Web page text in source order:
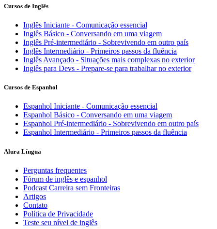
Cursos de Inglês
Inglês Iniciante - Comunicação essencial
Inglês Básico - Conversando em uma viagem
Inglês Pré-intermediário - Sobrevivendo em outro país
Inglês Intermediário - Primeiros passos da fluência
Inglês Avançado - Situações mais complexas no exterior
Inglês para Devs - Prepare-se para trabalhar no exterior
Cursos de Espanhol
Espanhol Iniciante - Comunicação essencial
Espanhol Básico - Conversando em uma viagem
Espanhol Pré-intermediário - Sobrevivendo em outro país
Espanhol Intermediário - Primeiros passos da fluência
Alura Língua
Perguntas frequentes
Fórum de inglês e espanhol
Podcast Carreira sem Fronteiras
Artigos
Contato
Política de Privacidade
Teste seu nível de inglês